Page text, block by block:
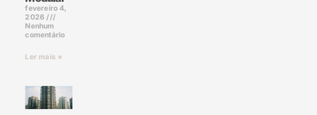
fevereiro 4,
2026
Nenhum
comentário
Ler mais »